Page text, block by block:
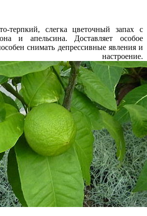
терпкий, слегка цветочный запах с
и апельсина. Доставляет особое
снимать депрессивные явления и
настроение.